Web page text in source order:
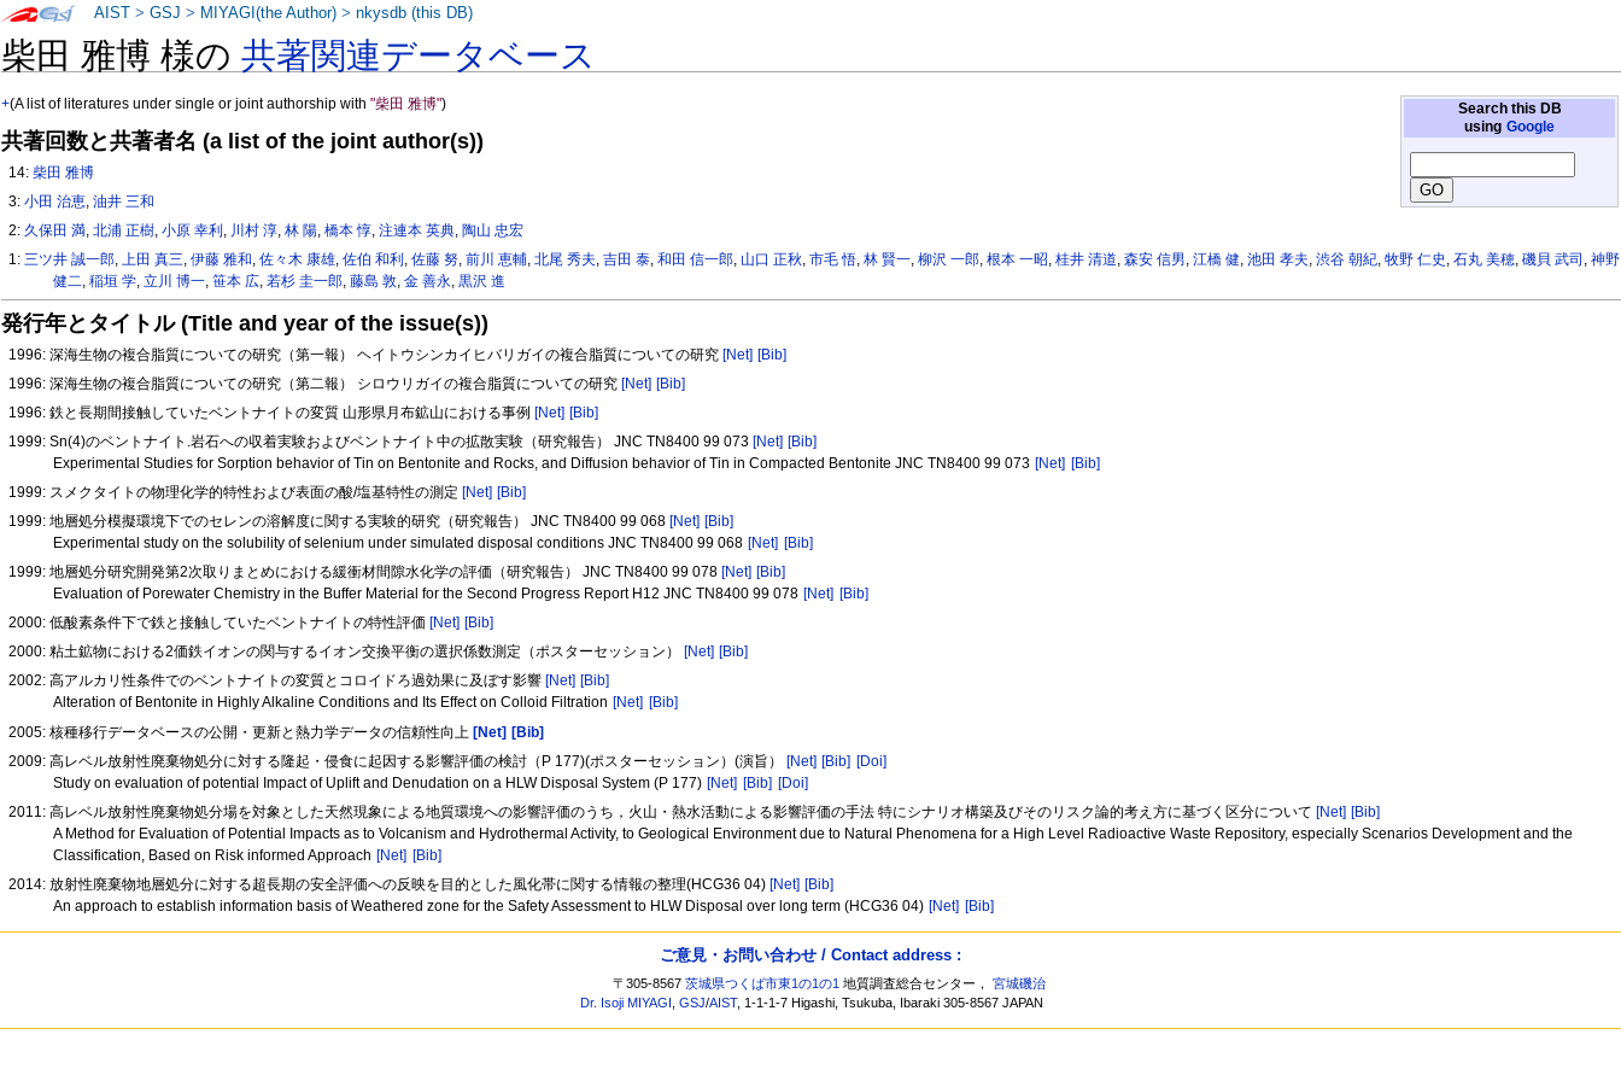
柴田 雅博 様の共著関連データベース
Search this DB
using Google
+(A list of literatures under single or joint authorship with"柴田 雅博")
共著回数と共著者名 (a list of the joint author(s))
14:柴田 雅博
3:小田 治恵,油井 三和
2: 久保田 満,北浦 正樹,小原 幸利 , 川村 淳,林 陽,橋本 惇,注連本 英典, 陶山 忠宏
1:三ツ井 誠一郎,上田 真三,伊藤 雅和,佐々木 康雄,佐伯 和利 ,佐藤 努,前川 恵輔,北尾 秀夫,吉田 泰,和田 信一郎, 山口 正秋,市毛 悟,林 賢一,柳沢 一郎,根本 一昭,桂井 清道,森安 信男,江橋 健,池田 孝夫,渋谷 朝紀,牧野 仁史 ,石丸 美穂,磯貝 武司 ,神野
健二, 稲垣 学, 立川 博一, 笹本 広, 若杉 圭一郎, 藤島 敦, 金 善永, 黒沢 進
発行年とタイトル (Title and year of the issue(s))
1996: 深海生物の複合脂質についての研究（第一報） ヘイトウシンカイヒバリガイの複合脂質についての研究 [Net] [Bib]
1996: 深海生物の複合脂質についての研究（第二報） シロウリガイの複合脂質についての研究 [Net] [Bib]
1996: 鉄と長期間接触していたベントナイトの変質 山形県月布鉱山における事例 [Net] [Bib]
1999: Sn(4)のベントナイト.岩石への収着実験およびベントナイト中の拡散実験（研究報告） JNC TN8400 99 073 [Net] [Bib]
Experimental Studies for Sorption behavior of Tin on Bentonite and Rocks, and Diffusion behavior of Tin in Compacted Bentonite JNC TN8400 99 073 [Net] [Bib]
1999: スメクタイトの物理化学的特性および表面の酸/塩基特性の測定 [Net] [Bib]
1999: 地層処分模擬環境下でのセレンの溶解度に関する実験的研究（研究報告） JNC TN8400 99 068 [Net] [Bib]
Experimental study on the solubility of selenium under simulated disposal conditions JNC TN8400 99 068 [Net] [Bib]
1999: 地層処分研究開発第2次取りまとめにおける緩衝材間隙水化学の評価（研究報告） JNC TN8400 99 078 [Net] [Bib]
Evaluation of Porewater Chemistry in the Buffer Material for the Second Progress Report H12 JNC TN8400 99 078 [Net] [Bib]
2000: 低酸素条件下で鉄と接触していたベントナイトの特性評価 [Net] [Bib]
2000: 粘土鉱物における2価鉄イオンの関与するイオン交換平衡の選択係数測定（ポスターセッション） [Net] [Bib]
2002: 高アルカリ性条件でのベントナイトの変質とコロイドろ過効果に及ぼす影響 [Net] [Bib]
Alteration of Bentonite in Highly Alkaline Conditions and Its Effect on Colloid Filtration [Net] [Bib]
2005: 核種移行データベースの公開・更新と熱力学データの信頼性向上[Net] [Bib]
2009: 高レベル放射性廃棄物処分に対する隆起・侵食に起因する影響評価の検討（P 177)(ポスターセッション）(演旨）[Net] [Bib] [Doi]
Study on evaluation of potential Impact of Uplift and Denudation on a HLW Disposal System (P 177) [Net] [Bib] [Doi]
2011: 高レベル放射性廃棄物処分場を対象とした天然現象による地質環境への影響評価のうち，火山・熱水活動による影響評価の手法 特にシナリオ構築及びそのリスク論的考え方に基づく区分について[Net] [Bib]
A Method for Evaluation of Potential Impacts as to Volcanism and Hydrothermal Activity, to Geological Environment due to Natural Phenomena for a High Level Radioactive Waste Repository, especially Scenarios Development and the
Classification, Based on Risk informed Approach [Net] [Bib]
2014: 放射性廃棄物地層処分に対する超長期の安全評価への反映を目的とした風化帯に関する情報の整理(HCG36 04)[Net] [Bib]
An approach to establish information basis of Weathered zone for the Safety Assessment to HLW Disposal over long term (HCG36 04) [Net] [Bib]
AIST >GSJ > MIYAGI(the Author) >nkysdb (this DB)
ご意見・お問い合わせ / Contact address :
〒305-8567茨城県つくば市東1の1の1 地質調査総合センター，宮城磯治
Dr. Isoji MIYAGI ,GSJ/AIST, 1-1-1-7 Higashi, Tsukuba, Ibaraki 305-8567 JAPAN